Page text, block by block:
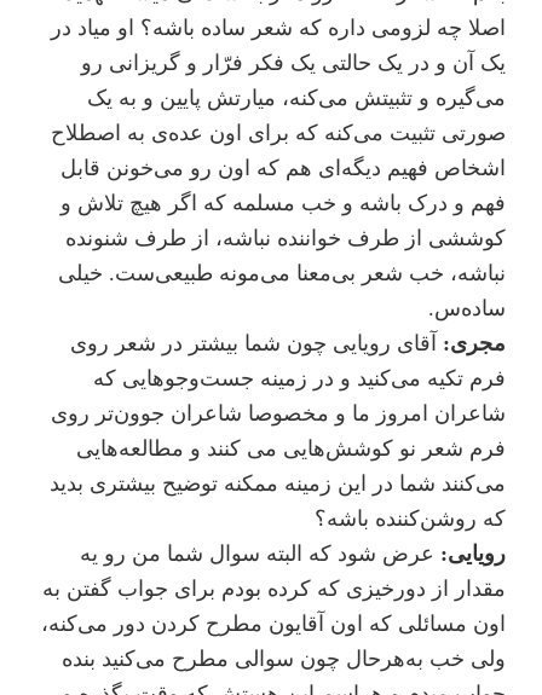
اصلا چه لزومی داره که شعر ساده باشه؟ او میاد در
یک آن و در یک حالتی یک فکر فرّار و گریزانی رو
می‌گیره و تثبیتش می‌کنه، میارتش پایین و به یک
صورتی تثبیت می‌کنه که برای اون عده‌ی به اصطلاح
اشخاص فهیم دیگه‌ای هم که اون رو می‌خونن قابل
فهم و درک باشه و خب مسلمه که اگر هیچ تلاش و
کوششی از طرف خواننده نباشه، از طرف شنونده
نباشه، خب شعر بی‌معنا می‌مونه طبیعی‌ست. خیلی
ساده‌س.
مجری: آقای رویایی چون شما بیشتر در شعر روی
فرم تکیه می‌کنید و در زمینه جست‌و‌جوهایی که
شاعران امروز ما و مخصوصا شاعران جوون‌تر روی
فرم شعر نو کوشش‌هایی می کنند و مطالعه‌هایی
می‌کنند شما در این زمینه ممکنه توضیح بیشتری بدید
که روشن‌کننده باشه؟
رویایی: عرض شود که البته سوال شما من رو یه
مقدار از دورخیزی که کرده بودم برای جواب گفتن به
اون مسائلی که اون آقایون مطرح کردن دور می‌کنه،
ولی خب به‌هر‌حال چون سوالی مطرح می‌کنید بنده